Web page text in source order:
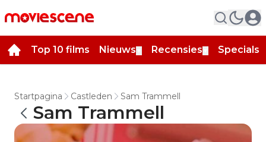
Top 10 films Nieuws Recensies Specials
Startpagina Castleden Sam Trammell
Sam Trammell